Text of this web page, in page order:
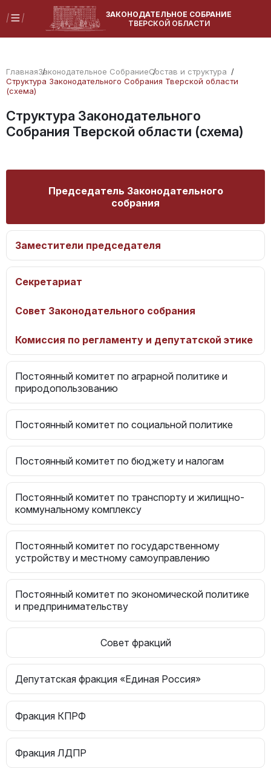
ЗАКОНОДАТЕЛЬНОЕ СОБРАНИЕ
ТВЕРСКОЙ ОБЛАСТИ
ГлавнаяЗаконодательное СобраниеСостав и структура
Структура Законодательного Собрания Тверской области
(схема)
Структура Законодательного
Собрания Тверской области (схема)
Председатель Законодательного
собрания
Заместители председателя
Секретариат
Совет Законодательного собрания
Комиссия по регламенту и депутатской этике
Постоянный комитет по аграрной политике и
природопользованию
Постоянный комитет по социальной политике
Постоянный комитет по бюджету и налогам
Постоянный комитет по транспорту и жилищно-
коммунальному комплексу
Постоянный комитет по государственному
устройству и местному самоуправлению
Постоянный комитет по экономической политике
и предпринимательству
Совет фракций
Депутатская фракция «Единая Россия»
Фракция КПРФ
Фракция ЛДПР